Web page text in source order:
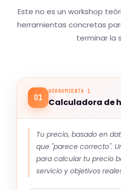
Este no es un workshop
herramientas concretas
terminar la
01
HERRAMIENTA 1
Calculadora de
Tu precio, basado en
que "parece correcto".
para calcular tu precio
servicio y objetivos